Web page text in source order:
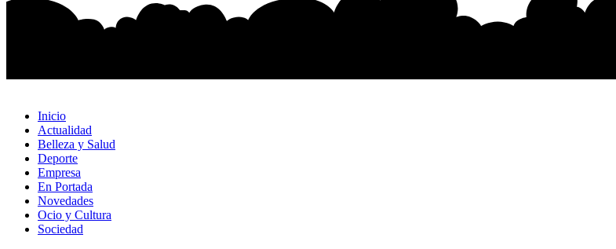
Inicio
Actualidad
Belleza y Salud
Deporte
Empresa
En Portada
Novedades
Ocio y Cultura
Sociedad